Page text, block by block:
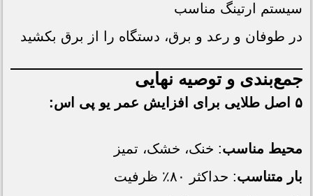
سیستم ارتینگ مناسب
در طوفان و رعد و برق، دستگاه را از برق بکشید
جمع‌بندی و توصیه نهایی
۵ اصل طلایی برای افزایش عمر یو پی اس:
محیط مناسب: خنک، خشک، تمیز
بار متناسب: حداکثر ۸۰٪ ظرفیت